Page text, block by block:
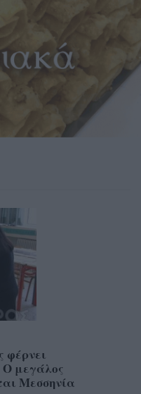
φέρνει
Ο μεγάλος
Μεσσηνία